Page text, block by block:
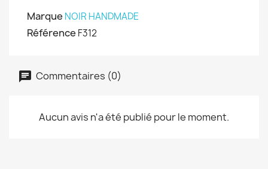
Marque NOIR HANDMADE
Référence F312
Commentaires (0)
Aucun avis n'a été publié pour le moment.